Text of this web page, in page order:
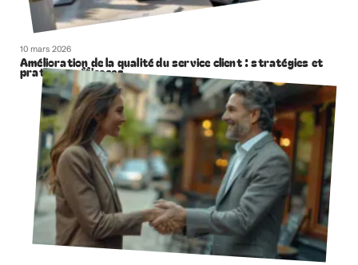
10 mars 2026
Amélioration de la qualité du service client : stratégies et
pratiques efficaces